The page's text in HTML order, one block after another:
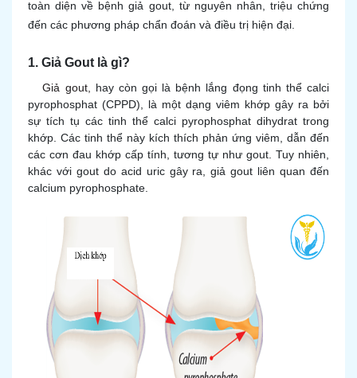
toàn diện về bệnh giả gout, từ nguyên nhân, triệu chứng
đến các phương pháp chẩn đoán và điều trị hiện đại.
1. Giả Gout là gì?
Giả gout,
hay còn gọi là bệnh lắng đọng tinh thể calci
pyrophosphat (CPPD), là một dạng viêm khớp gây ra bởi
sự tích tụ các tinh thể calci pyrophosphat dihydrat trong
khớp. Các tinh thể này kích thích phản ứng viêm, dẫn đến
các cơn đau khớp cấp tính, tương tự như gout. Tuy nhiên,
khác với gout do acid uric gây ra, giả gout liên quan đến
calcium pyrophosphate.